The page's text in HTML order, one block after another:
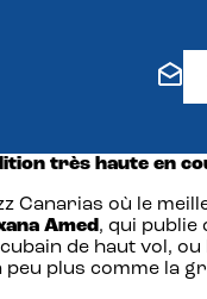
très haute en
Canarias où le
Amed , qui publie
de haut vol,
plus comme la